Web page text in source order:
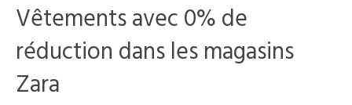
Vêtements avec 0% de
réduction dans les magasins
Zara